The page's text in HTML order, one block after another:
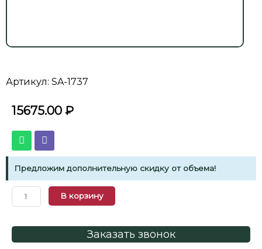
Артикул: SA-1737
15675.00 ₽
Предложим дополнительную скидку от объема!
В корзину
Заказать звонок